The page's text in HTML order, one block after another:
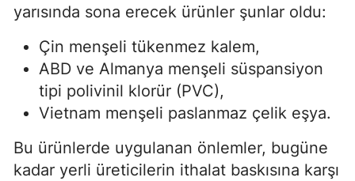
yarısında sona erecek ürünler şunlar oldu:
Çin menşeli tükenmez kalem,
ABD ve Almanya menşeli süspansiyon
tipi polivinil klorür (PVC),
Vietnam menşeli paslanmaz çelik eşya.
Bu ürünlerde uygulanan önlemler, bugüne
kadar yerli üreticilerin ithalat baskısına karşı